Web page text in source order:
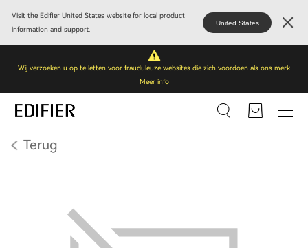
Visit the Edifier United States website for local product
information and support.
United States
Wij verzoeken u op te letten voor frauduleuze websites die zich voordoen als ons merk
Meer info
Terug